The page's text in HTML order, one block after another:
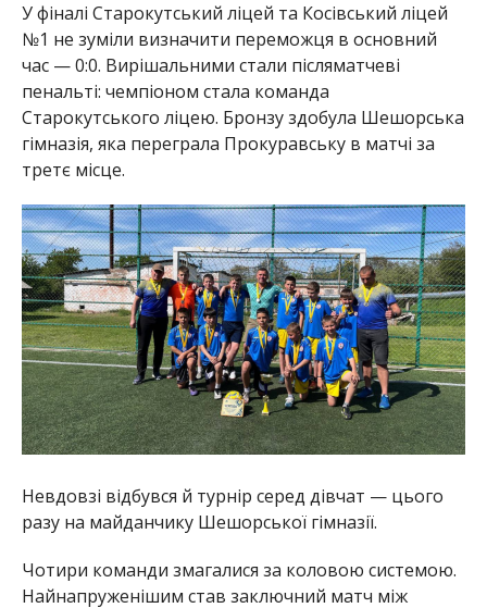
У фіналі Старокутський ліцей та Косівський ліцей
№1 не зуміли визначити переможця в основний
час — 0:0. Вирішальними стали післяматчеві
пенальті: чемпіоном стала команда
Старокутського ліцею. Бронзу здобула Шешорська
гімназія, яка переграла Прокуравську в матчі за
третє місце.
Невдовзі відбувся й турнір серед дівчат — цього
разу на майданчику Шешорської гімназії.
Чотири команди змагалися за коловою системою.
Найнапруженішим став заключний матч між